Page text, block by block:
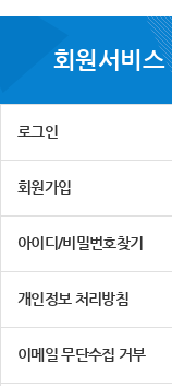
회원서비스
로그인
회원가입
아이디/비밀번호찾기
개인정보 처리방침
이메일 무단수집 거부